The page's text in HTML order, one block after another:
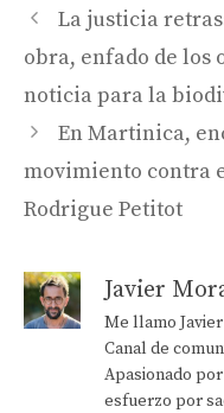
La justicia
obra, enfado de los
noticia para la
En Martinica,
movimiento contra
Rodrigue Petitot
Javier
Me llamo
Canal de
Apasionado
esfuerzo por